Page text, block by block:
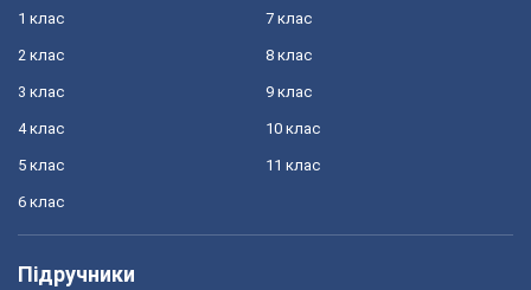
1 клас
2 клас
3 клас
4 клас
5 клас
6 клас
7 клас
8 клас
9 клас
10 клас
11 клас
Підручники